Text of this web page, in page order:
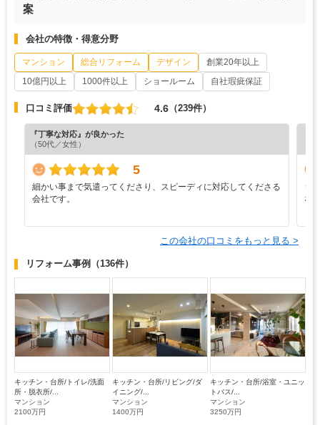
案
会社の特徴・得意分野
マンション 総合リフォーム デザイン
創業20年以上
10億円以上
1000件以上 ショールーム 自社瑕疵保証
口コミ評価 4.6 （239件）
『丁寧な対応』が良かった
（50代／女性）
5
細かい事まで気遣ってくださり、スピーディに対応してくださる
会社です。
シ
な
この会社の口コミをもっと見る >
リフォーム事例 （136件）
キッチン・台所/トイレ/洗面
所・脱衣所/...
マンション
2100万円
キッチン・台所/リビング/ダ
イニング/...
マンション
1400万円
キッチン・台所/浴室・ユニッ
トバス/...
マンション
3250万円